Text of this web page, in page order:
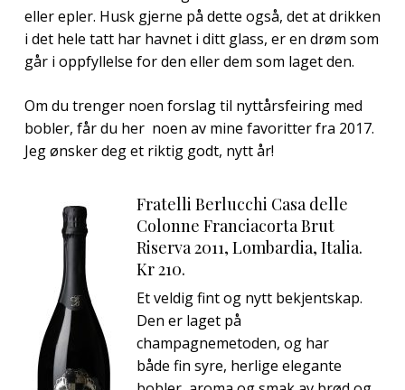
eller epler. Husk gjerne på dette også, det at drikken
i det hele tatt har havnet i ditt glass, er en drøm som
går i oppfyllelse for den eller dem som laget den.
Om du trenger noen forslag til nyttårsfeiring med
bobler, får du her noen av mine favoritter fra 2017.
Jeg ønsker deg et riktig godt, nytt år!
Fratelli Berlucchi Casa delle
Colonne Franciacorta Brut
Riserva 2011, Lombardia, Italia.
Kr 210.
Et veldig fint og nytt bekjentskap.
Den er laget på
champagnemetoden, og har
både fin syre, herlige elegante